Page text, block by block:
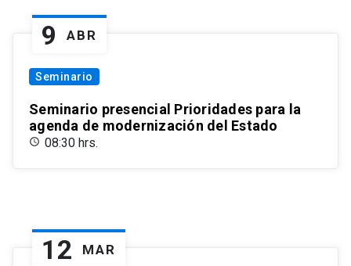
9 ABR
Seminario
Seminario presencial Prioridades para la
agenda de modernización del Estado
08:30 hrs.
12 MAR